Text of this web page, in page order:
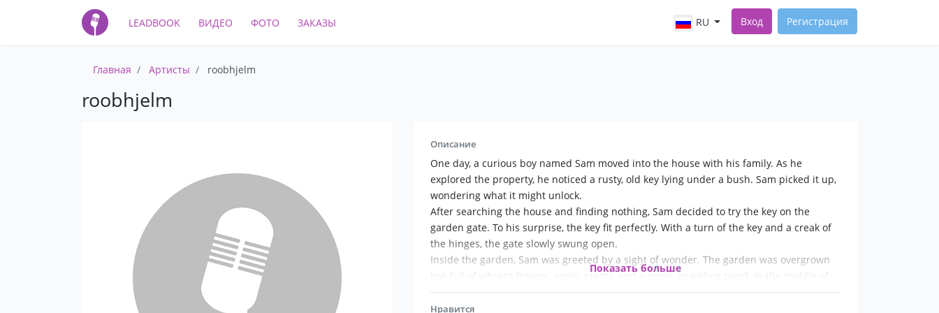
LEADBOOK ВИДЕО ФОТО ЗАКАЗЫ RU Вход Регистрация
Главная Артисты roobhjelm
roobhjelm
Описание
One day, a curious boy named Sam moved into the house with his family. As he
explored the property, he noticed a rusty, old key lying under a bush. Sam picked it up,
wondering what it might unlock.
After searching the house and finding nothing, Sam decided to try the key on the
garden gate. To his surprise, the key fit perfectly. With a turn of the key and a creak of
the hinges, the gate slowly swung open.
Inside the garden, Sam was greeted by a sight of wonder. The garden was overgrown
but full of vibrant flowers, exotic plants, and a small, sparkling pond. In the middle of
the garden stood a beautiful stone statue of a unicorn.
As Sam explored further, he discovered a small plaque next to the statue. It read: "To
Показать больше
Нравится